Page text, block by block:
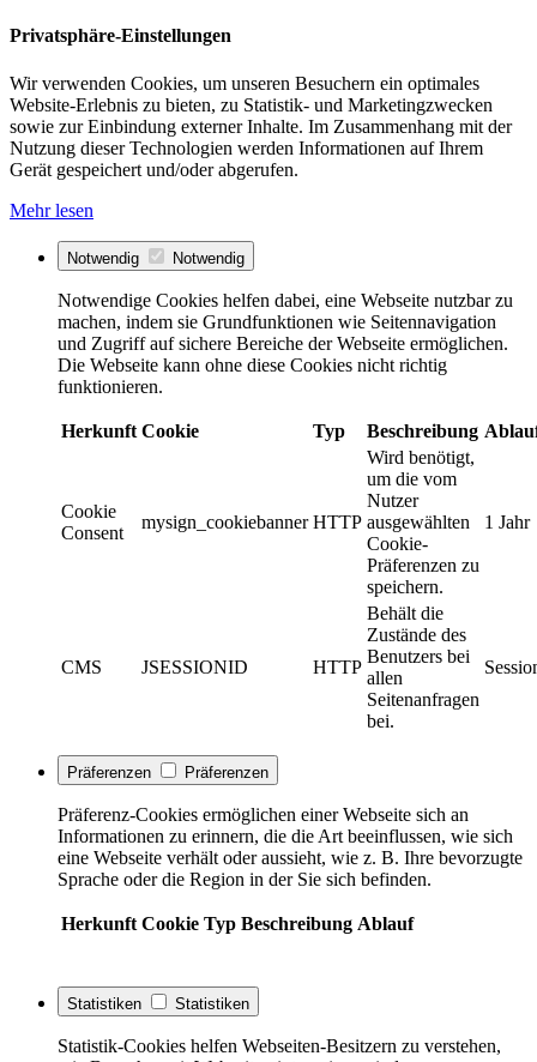
Privatsphäre-Einstellungen
Wir verwenden Cookies, um unseren Besuchern ein optimales
Website-Erlebnis zu bieten, zu Statistik- und Marketingzwecken
sowie zur Einbindung externer Inhalte. Im Zusammenhang mit der
Nutzung dieser Technologien werden Informationen auf Ihrem
Gerät gespeichert und/oder abgerufen.
Mehr lesen
Notwendig Notwendig
Notwendige Cookies helfen dabei, eine Webseite nutzbar zu
machen, indem sie Grundfunktionen wie Seitennavigation
und Zugriff auf sichere Bereiche der Webseite ermöglichen.
Die Webseite kann ohne diese Cookies nicht richtig
funktionieren.
Herkunft Cookie Typ Beschreibung
Cookie
Consent
mysign_cookiebanner HTTP
Wird benötigt,
um die vom
Nutzer
ausgewählten
Cookie-
Präferenzen zu
speichern.
1 Jahr
CMS JSESSIONID HTTP
Behält die
Zustände des
Benutzers bei
allen
Seitenanfragen
bei.
Präferenzen Präferenzen
Präferenz-Cookies ermöglichen einer Webseite sich an
Informationen zu erinnern, die die Art beeinflussen, wie sich
eine Webseite verhält oder aussieht, wie z. B. Ihre bevorzugte
Sprache oder die Region in der Sie sich befinden.
Herkunft Cookie Typ Beschreibung Ablauf
Statistiken Statistiken
Statistik-Cookies helfen Webseiten-Besitzern zu verstehen,